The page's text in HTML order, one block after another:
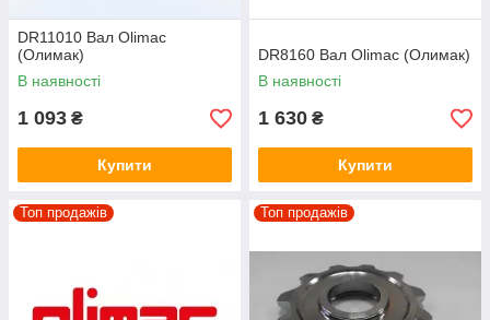
DR11010 Вал Olimac
(Олимак)
В наявності
1 093 ₴
Купити
DR8160 Вал Olimac (Олимак)
В наявності
1 630 ₴
Купити
Топ продажів Топ продажів